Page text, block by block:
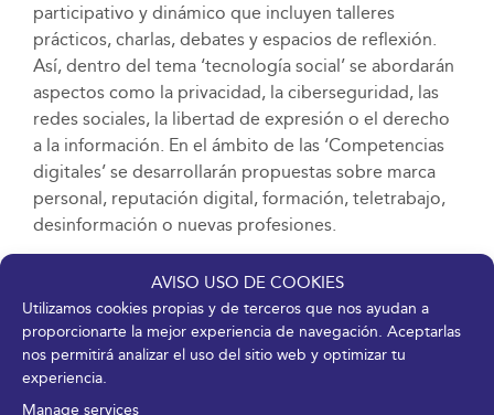
AVISO USO DE COOKIES
Utilizamos cookies propias y de terceros que nos ayudan a
proporcionarte la mejor experiencia de navegación. Aceptarlas
nos permitirá analizar el uso del sitio web y optimizar tu
experiencia.
Manage services
participativo y dinámico que incluyen talleres
prácticos, charlas, debates y espacios de reflexión.
Así, dentro del tema ‘tecnología social’ se abordarán
aspectos como la privacidad, la ciberseguridad, las
redes sociales, la libertad de expresión o el derecho
a la información. En el ámbito de las ‘Competencias
digitales’ se desarrollarán propuestas sobre marca
personal, reputación digital, formación, teletrabajo,
desinformación o nuevas profesiones.
El epígrafe ‘Ocio, información y nuevas tecnologías’
contemplará actividades en torno a videojuegos,
artes gráficas, robótica, metaverso o realidad
aumentada. Inspirada por la candidatura de Málaga a
la Expo Internacional de 2027
ciudad sostenible’